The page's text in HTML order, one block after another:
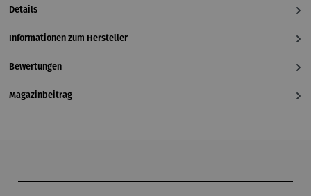
Details
Informationen zum Hersteller
Bewertungen
Magazinbeitrag